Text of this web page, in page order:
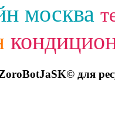
москва
для